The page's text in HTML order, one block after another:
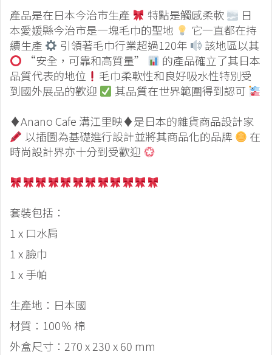
產品是在日本今治市生產
特點是觸感柔軟
日
本愛媛縣今治市是一塊毛巾的聖地
它一直都在持
續生產
引領著毛巾行業超過120年
該地區以其
“安全，可靠和高質量”
的產品確立了其日本
品質代表的地位
毛巾柔軟性和良好吸水性特別受
到國外展品的歡迎
其品質在世界範圍得到認可
♦️Anano Cafe 溝江里映♦️是日本的雜貨商品設計家
以插圖為基礎進行設計並將其商品化的品牌
在
時尚設計界亦十分到受歡迎
套裝包括：
1 x 口水肩
1 x 臉巾
1 x 手帕
生產地：日本國
材質：100％ 棉
外盒尺寸：270 x 230 x 60 mm